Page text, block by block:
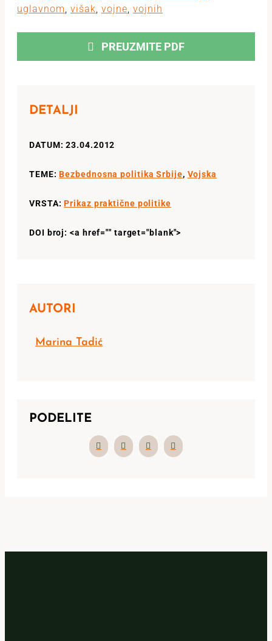
uglavnom, višak, vojne, vojnih
PREUZMITE PDF
DETALJI
DATUM: 23.04.2012
TEME:Bezbednosna politika Srbije, Vojska
VRSTA:Prikaz praktične politike
DOI broj: <a href="" target="blank">
AUTORI
Marina Tadić
PODELITE